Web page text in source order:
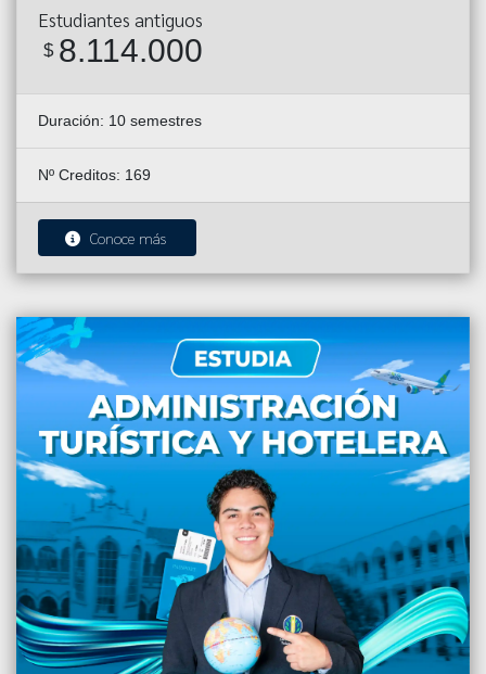
Estudiantes antiguos
$ 8.114.000
Duración: 10 semestres
Nº Creditos: 169
Conoce más